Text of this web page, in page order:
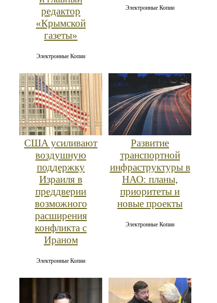
редактор
«Крымской
газеты»
Электронные Копии
Электронные Копии
США усиливают
воздушную
поддержку
Израиля в
преддверии
возможного
расширения
конфликта с
Ираном
Электронные Копии
Развитие
транспортной
инфраструктуры в
НАО: планы,
приоритеты и
новые проекты
Электронные Копии